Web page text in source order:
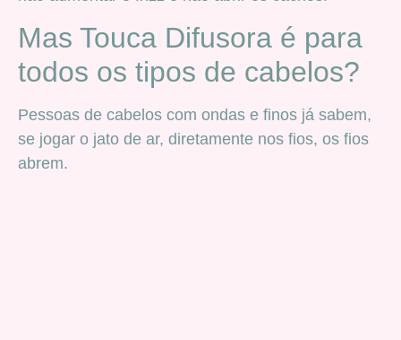
Mas Touca Difusora é para
todos os tipos de cabelos?
Pessoas de cabelos com ondas e finos já sabem,
se jogar o jato de ar, diretamente nos fios, os fios
abrem.